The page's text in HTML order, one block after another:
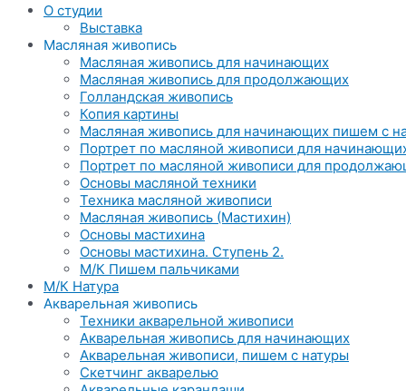
МенюО студии
Выставка
Масляная живопись
Масляная живопись для начинающих
Масляная живопись для продолжающих
Голландская живопись
Копия картины
Масляная живопись для начинающих пишем с
Портрет по масляной живописи для
Портрет по масляной живописи для
Основы масляной техники
Техника масляной живописи
Масляная живопись (Мастихин)
Основы мастихина
Основы мастихина. Ступень 2.
М/К Пишем пальчиками
М/К Натура
Акварельная живопись
Техники акварельной живописи
Акварельная живопись для начинающих
Акварельная живописи, пишем с натуры
Скетчинг акварелью